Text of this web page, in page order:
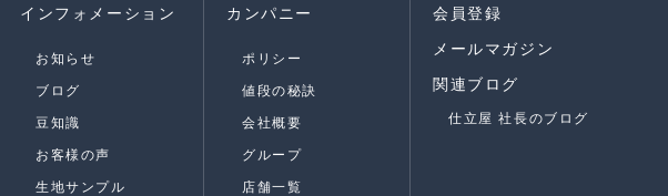
インフォメーション
お知らせ
ブログ
豆知識
お客様の声
生地サンプル
カンパニー
ポリシー
値段の秘訣
会社概要
グループ
店舗一覧
会員登録
メールマガジン
関連ブログ
仕立屋 社長のブログ